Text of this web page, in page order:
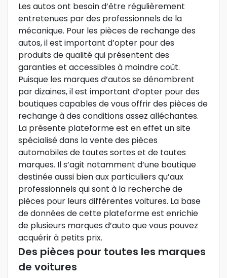
Les autos ont besoin d’être régulièrement
entretenues par des professionnels de la
mécanique. Pour les pièces de rechange des
autos, il est important d’opter pour des
produits de qualité qui présentent des
garanties et accessibles à moindre coût.
Puisque les marques d’autos se dénombrent
par dizaines, il est important d’opter pour des
boutiques capables de vous offrir des pièces de
rechange à des conditions assez alléchantes.
La présente plateforme est en effet un site
spécialisé dans la vente des pièces
automobiles de toutes sortes et de toutes
marques. Il s’agit notamment d’une boutique
destinée aussi bien aux particuliers qu’aux
professionnels qui sont à la recherche de
pièces pour leurs différentes voitures. La base
de données de cette plateforme est enrichie
de plusieurs marques d’auto que vous pouvez
acquérir à petits prix.
Des pièces pour toutes les marques
de voitures